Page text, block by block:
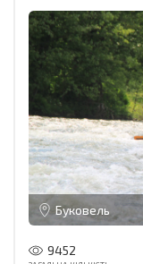
Буковель
9452